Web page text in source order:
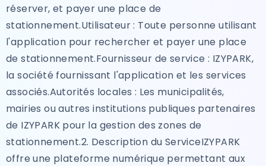
réserver, et payer une place de
stationnement.Utilisateur : Toute personne utilisant
l'application pour rechercher et payer une place
de stationnement.Fournisseur de service : IZYPARK,
la société fournissant l'application et les services
associés.Autorités locales : Les municipalités,
mairies ou autres institutions publiques partenaires
de IZYPARK pour la gestion des zones de
stationnement.2. Description du ServiceIZYPARK
offre une plateforme numérique permettant aux